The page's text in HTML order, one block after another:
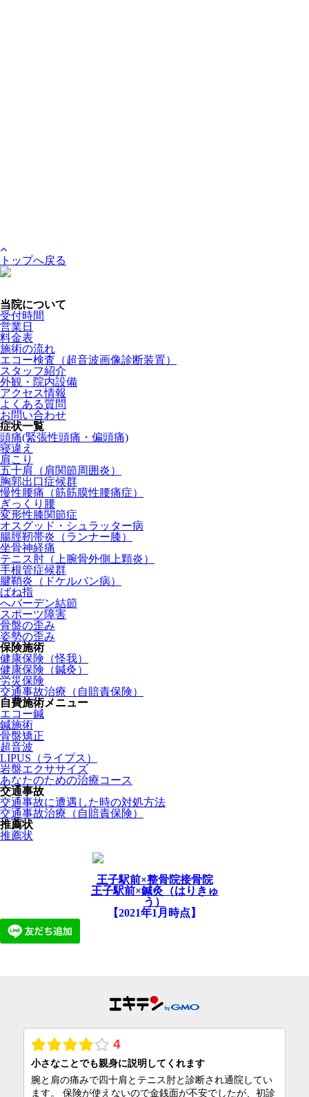
トップへ戻る
当院について
受付時間
営業日
料金表
施術の流れ
エコー検査（超音波画像診断装置）
スタッフ紹介
外観・院内設備
アクセス情報
よくある質問
お問い合わせ
症状一覧
頭痛(緊張性頭痛・偏頭痛)
寝違え
肩こり
五十肩（肩関節周囲炎）
胸郭出口症候群
慢性腰痛（筋筋膜性腰痛症）
ぎっくり腰
変形性膝関節症
オスグッド・シュラッター病
腸脛靭帯炎（ランナー膝）
坐骨神経痛
テニス肘（上腕骨外側上顆炎）
手根管症候群
腱鞘炎（ドケルバン病）
ばね指
へバーデン結節
スポーツ障害
骨盤の歪み
姿勢の歪み
保険施術
健康保険（怪我）
健康保険（鍼灸）
労災保険
交通事故治療（自賠責保険）
自費施術メニュー
エコー鍼
鍼施術
骨盤矯正
超音波
LIPUS（ライプス）
岩盤エクササイズ
あなたのための治療コース
交通事故
交通事故に遭遇した時の対処方法
交通事故治療（自賠責保険）
推薦状
推薦状
王子駅前×整骨院接骨院
王子駅前×鍼灸（はりきゅ
う）
【2021年1月時点】